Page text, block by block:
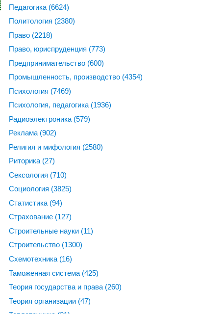
Педагогика (6624)
Политология (2380)
Право (2218)
Право, юриспруденция (773)
Предпринимательство (600)
Промышленность, производство (4354)
Психология (7469)
Психология, педагогика (1936)
Радиоэлектроника (579)
Реклама (902)
Религия и мифология (2580)
Риторика (27)
Сексология (710)
Социология (3825)
Статистика (94)
Страхование (127)
Строительные науки (11)
Строительство (1300)
Схемотехника (16)
Таможенная система (425)
Теория государства и права (260)
Теория организации (47)